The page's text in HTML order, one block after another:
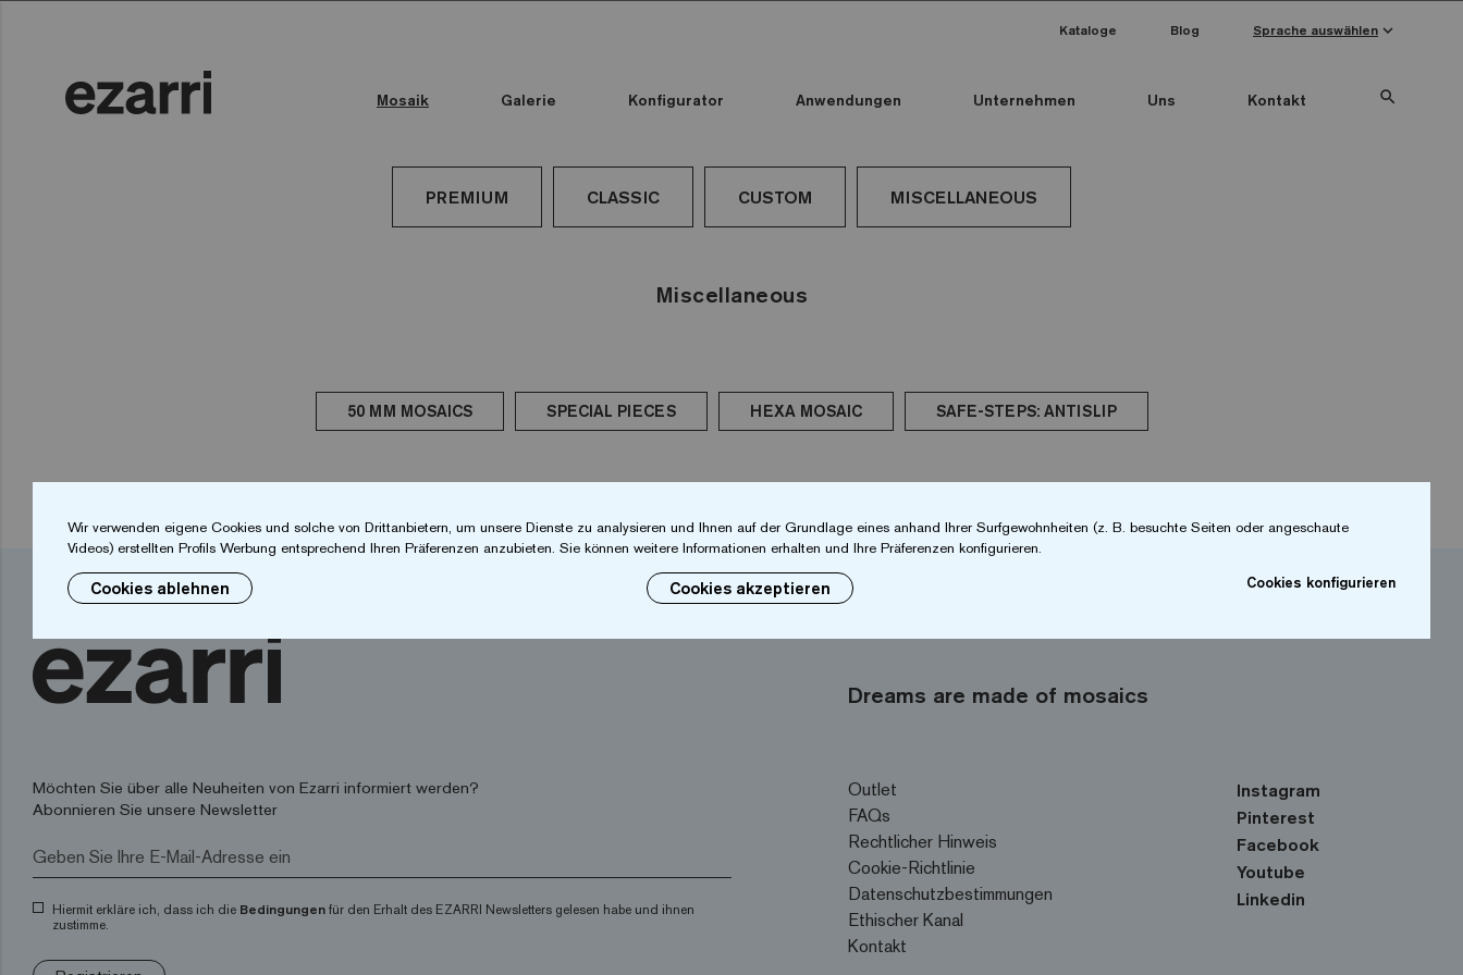
Mosaik Galerie Konfigurator Anwendungen Unternehmen Uns Kontakt search
Kataloge Blog Sprache auswählen keyboard_arrow_down
PREMIUM CLASSIC CUSTOM MISCELLANEOUS
Miscellaneous
50 MM MOSAICS SPECIAL PIECES HEXA MOSAIC SAFE-STEPS: ANTISLIP
Dreams are made of mosaics
Möchten Sie über alle Neuheiten von Ezarri informiert werden?
Abonnieren Sie unsere Newsletter
Hiermit erkläre ich, dass ich die Bedingungen für den Erhalt des EZARRI Newsletters gelesen habe und ihnen
zustimme.
Outlet
FAQs
Rechtlicher Hinweis
Cookie-Richtlinie
Datenschutzbestimmungen
Ethischer Kanal
Kontakt
Instagram
Pinterest
Facebook
Youtube
Linkedin
Wir verwenden eigene Cookies und solche von Drittanbietern, um unsere Dienste zu analysieren und Ihnen auf der Grundlage eines anhand Ihrer Surfgewohnheiten (z. B. besuchte Seiten oder angeschaute
Videos) erstellten Profils Werbung entsprechend Ihren Präferenzen anzubieten. Sie können weitere Informationen erhalten und Ihre Präferenzen konfigurieren.
Cookies ablehnen Cookies akzeptieren Cookies konfigurieren